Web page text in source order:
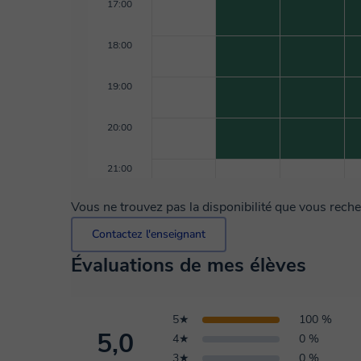
17:00
18:00
19:00
20:00
21:00
Vous ne trouvez pas la disponibilité que vous
Contactez l'enseignant
Évaluations de mes élèves
5,0
5★
100 %
4★
0 %